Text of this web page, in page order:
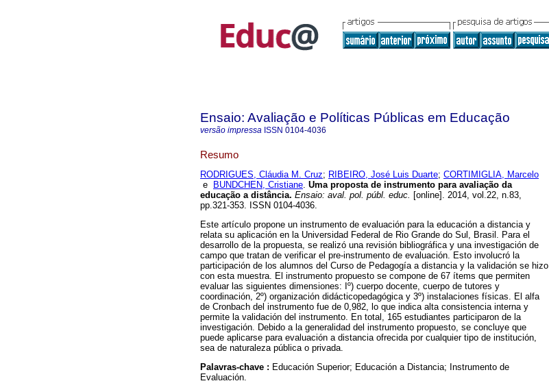
Ensaio: Avaliação e Políticas Públicas em Educação
versão impressa ISSN 0104-4036
Resumo
RODRIGUES, Cláudia M. Cruz; RIBEIRO, José Luis Duarte; CORTIMIGLIA, Marcelo
e
BUNDCHEN, Cristiane. Uma proposta de instrumento para avaliação da
educação a distância. Ensaio: aval. pol. públ. educ. [online]. 2014, vol.22, n.83,
pp.321-353. ISSN 0104-4036.
Este artículo propone un instrumento de evaluación para la educación a distancia y
relata su aplicación en la Universidad Federal de Rio Grande do Sul, Brasil. Para el
desarrollo de la propuesta, se realizó una revisión bibliográfica y una investigación de
campo que tratan de verificar el pre-instrumento de evaluación. Esto involucró la
participación de los alumnos del Curso de Pedagogía a distancia y la validación se hizo
con esta muestra. El instrumento propuesto se compone de 67 ítems que permiten
evaluar las siguientes dimensiones: Iº) cuerpo docente, cuerpo de tutores y
coordinación, 2º) organización didácticopedagógica y 3º) instalaciones físicas. El alfa
de Cronbach del instrumento fue de 0,982, lo que indica alta consistencia interna y
permite la validación del instrumento. En total, 165 estudiantes participaron de la
investigación. Debido a la generalidad del instrumento propuesto, se concluye que
puede aplicarse para evaluación a distancia ofrecida por cualquier tipo de institución,
sea de naturaleza pública o privada.
Palavras-chave : Educación Superior; Educación a Distancia; Instrumento de
Evaluación.